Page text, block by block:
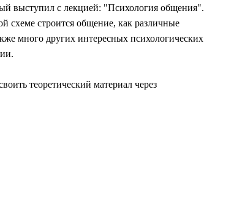
выступил с лекцией: "Психология общения".
схеме строится общение, как различные
много других интересных психологических
теоретический материал через